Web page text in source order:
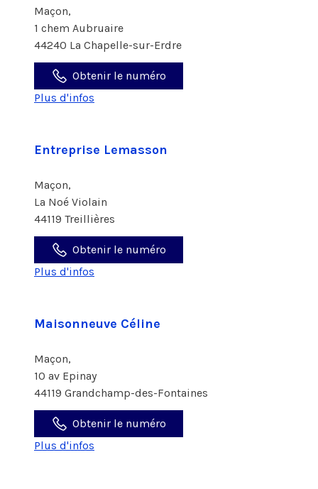
Maçon,
1 chem Aubruaire
44240 La Chapelle-sur-Erdre
Obtenir le numéro
Plus d'infos
Entreprise Lemasson
Maçon,
La Noé Violain
44119 Treillières
Obtenir le numéro
Plus d'infos
Maisonneuve Céline
Maçon,
10 av Epinay
44119 Grandchamp-des-Fontaines
Obtenir le numéro
Plus d'infos